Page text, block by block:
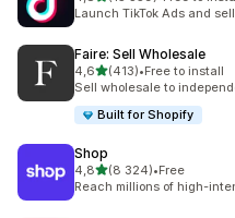
15359 arvostelua yhteensä
Launch TikTok Ads and
Faire: Sell Wholesale
4,6/ 5 tähteä
(413)
413 arvostelua yhteensä
•Free to install
Sell wholesale to
Built for Shopify
Shop
4,8/ 5 tähteä
(8 324)
8324 arvostelua yhteensä
•Free
Reach millions of high-